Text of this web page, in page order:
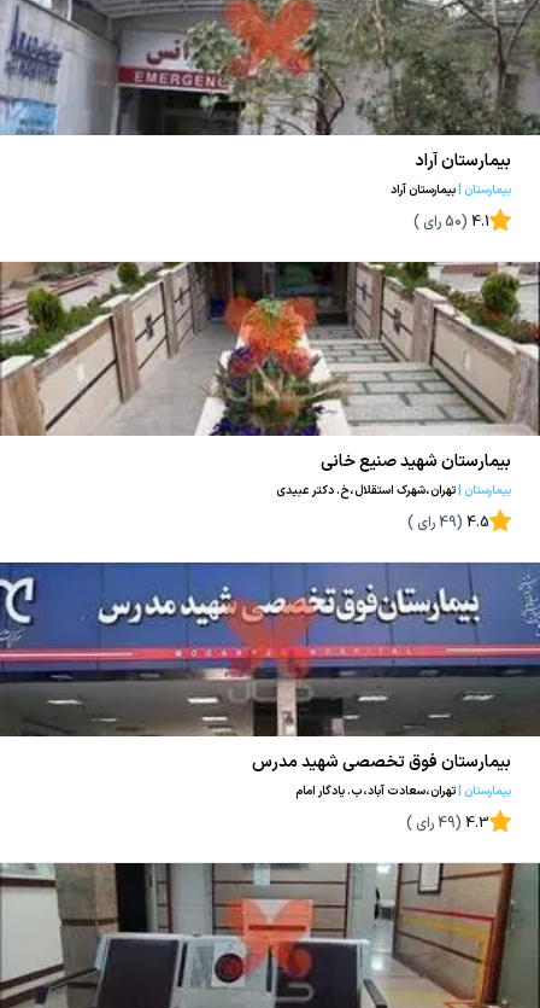
بیمارستان آراد
بیمارستان |بیمارستان آراد
4.1
(
50رای )
بیمارستان شهید صنیع خانی
بیمارستان |تهران،شهرک استقلال،خ. دکتر عبیدی
4.5
(
49رای )
بیمارستان فوق تخصصی شهید مدرس
بیمارستان |تهران،سعادت آباد،ب. یادگار امام
4.3
(
49رای )